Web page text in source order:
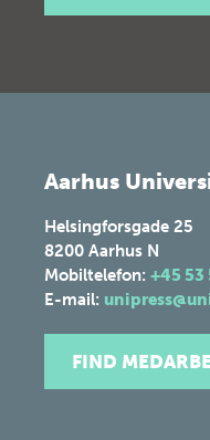
Aarhus
Helsingforsgade 25
8200 Aarhus N
Mobiltelefon: +45 53
E-mail:
FIND